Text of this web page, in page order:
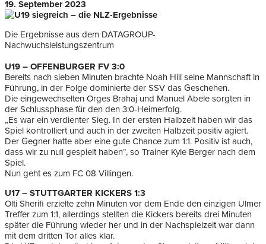
19. September 2023
Die Ergebnisse aus dem DATAGROUP-
Nachwuchsleistungszentrum
U19 – OFFENBURGER FV 3:0
Bereits nach sieben Minuten brachte Noah Hill seine Mannschaft in
Führung, in der Folge dominierte der SSV das Geschehen.
Die eingewechselten Orges Brahaj und Manuel Abele sorgten in
der Schlussphase für den den 3:0-Heimerfolg.
„Es war ein verdienter Sieg. In der ersten Halbzeit haben wir das
Spiel kontrolliert und auch in der zweiten Halbzeit positiv agiert.
Der Gegner hatte aber eine gute Chance zum 1:1. Positiv ist auch,
dass wir zu null gespielt haben“, so Trainer Kyle Berger nach dem
Spiel.
Nun geht es zum FC 08 Villingen.
U17 – STUTTGARTER KICKERS 1:3
Olti Sherifi erzielte zehn Minuten vor dem Ende den einzigen Ulmer
Treffer zum 1:1, allerdings stellten die Kickers bereits drei Minuten
später die Führung wieder her und in der Nachspielzeit war dann
mit dem dritten Tor alles klar.